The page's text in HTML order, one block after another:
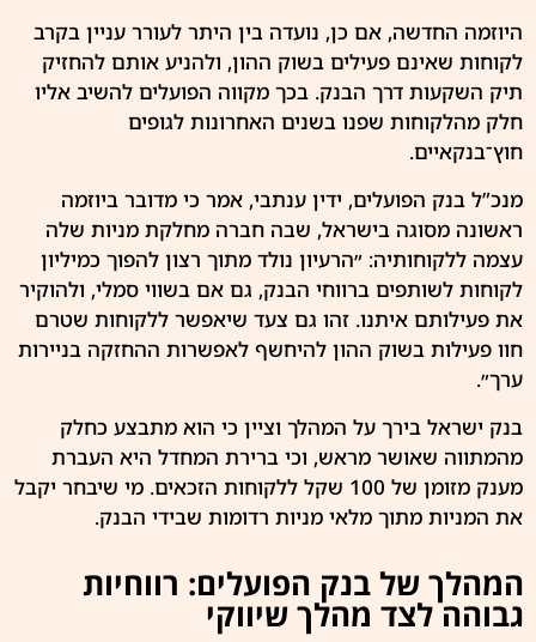
היוזמה החדשה, אם כן, נועדה בין היתר לעורר עניין בקרב
לקוחות שאינם פעילים בשוק ההון, ולהניע אותם להחזיק
תיק השקעות דרך הבנק. בכך מקווה הפועלים להשיב אליו
חלק מהלקוחות שפנו בשנים האחרונות לגופים
חוץ־בנקאיים.
מנכ”ל בנק הפועלים, ידין ענתבי, אמר כי מדובר ביוזמה
ראשונה מסוגה בישראל, שבה חברה מחלקת מניות שלה
עצמה ללקוחותיה: ״הרעיון נולד מתוך רצון להפוך כמיליון
לקוחות לשותפים ברווחי הבנק, גם אם בשווי סמלי, ולהוקיר
את פעילותם איתנו. זהו גם צעד שיאפשר ללקוחות שטרם
חוו פעילות בשוק ההון להיחשף לאפשרות ההחזקה בניירות
ערך״.
בנק ישראל בירך על המהלך וציין כי הוא מתבצע כחלק
מהמתווה שאושר מראש, וכי ברירת המחדל היא העברת
מענק מזומן של 100 שקל ללקוחות הזכאים. מי שיבחר יקבל
את המניות מתוך מלאי מניות רדומות שבידי הבנק.
המהלך של בנק הפועלים: רווחיות
גבוהה לצד מהלך שיווקי